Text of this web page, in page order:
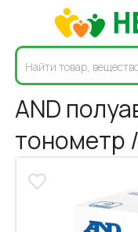
AND
тонометр